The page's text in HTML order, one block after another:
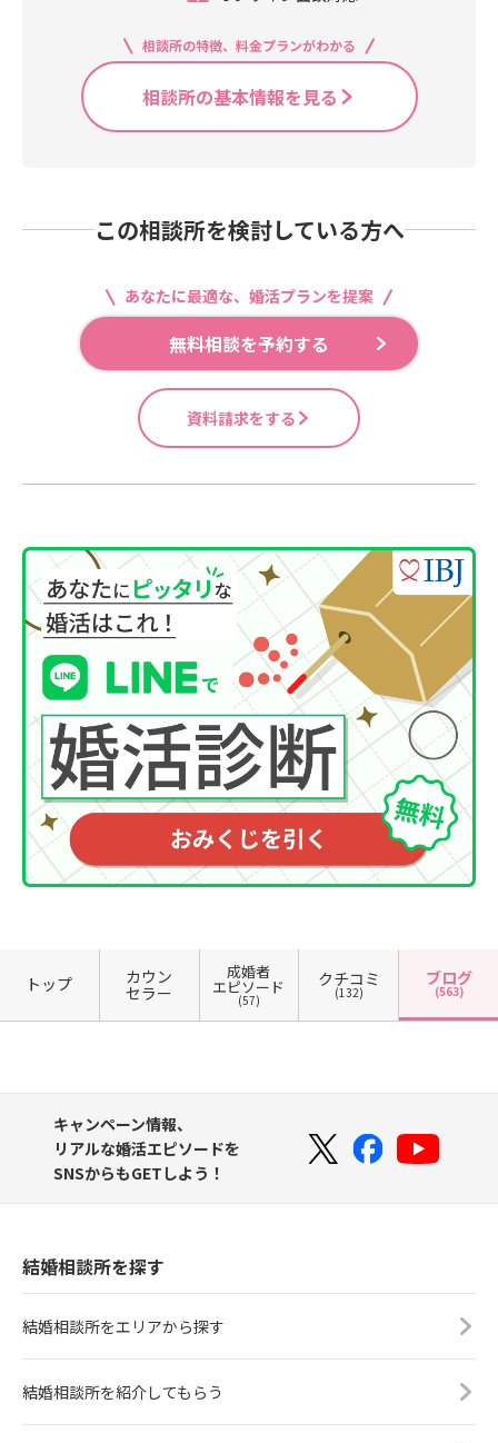
相談所の特徴、料金プランがわかる
相談所の基本情報を見る
この相談所を検討している方へ
あなたに最適な、婚活プランを提案
無料相談を予約する
資料請求をする
トップ カウン
セラー
成婚者
エピソード
(57)
クチコミ
(132)
ブログ
(563)
キャンペーン情報、
リアルな婚活エピソードを
SNSからもGETしよう！
結婚相談所を探す
結婚相談所をエリアから探す
結婚相談所を紹介してもらう